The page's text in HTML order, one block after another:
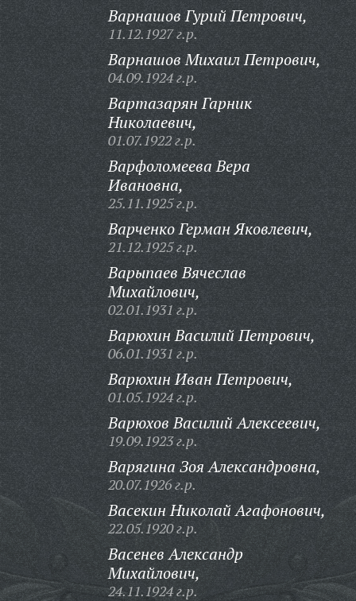
Варнашов Гурий Петрович,
11.12.1927 г.р.
Варнашов Михаил Петрович,
04.09.1924 г.р.
Вартазарян Гарник
Николаевич,
01.07.1922 г.р.
Варфоломеева Вера
Ивановна,
25.11.1925 г.р.
Варченко Герман Яковлевич,
21.12.1925 г.р.
Варыпаев Вячеслав
Михайлович,
02.01.1931 г.р.
Варюхин Василий Петрович,
06.01.1931 г.р.
Варюхин Иван Петрович,
01.05.1924 г.р.
Варюхов Василий Алексеевич,
19.09.1923 г.р.
Варягина Зоя Александровна,
20.07.1926 г.р.
Васекин Николай Агафонович,
22.05.1920 г.р.
Васенев Александр
Михайлович,
24.11.1924 г.р.